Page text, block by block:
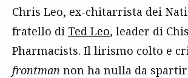
Chris Leo, ex-chitarrista dei
fratello di Ted Leo, leader di
Pharmacists. Il lirismo colto e
frontman non ha nulla da